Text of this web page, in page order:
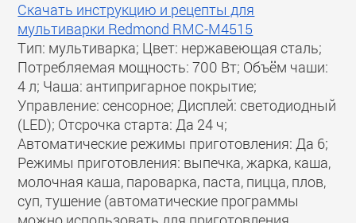
Скачать инструкцию и рецепты для
мультиварки Redmond RMC-M4515
Тип: мультиварка; Цвет: нержавеющая сталь;
Потребляемая мощность: 700 Вт; Объём чаши:
4 л; Чаша: антипригарное покрытие;
Управление: сенсорное; Дисплей: светодиодный
(LED); Отсрочка старта: Да 24 ч;
Автоматические режимы приготовления: Да 6;
Режимы приготовления: выпечка, жарка, каша,
молочная каша, пароварка, паста, пицца, плов,
суп, тушение (автоматические программы